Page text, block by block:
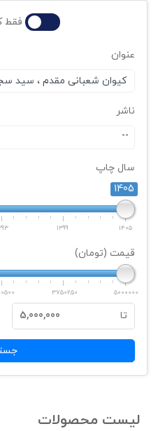
فقط
عنوان
ناشر
--
سال چاپ
1405
1399 1405
قیمت (تومان)
3750250 5000000
تا 5,000,000
لیست محصولات